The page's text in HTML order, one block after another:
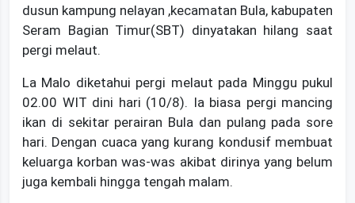
dusun kampung nelayan ,kecamatan Bula, kabupaten
Seram Bagian Timur(SBT) dinyatakan hilang saat
pergi melaut.
La Malo diketahui pergi melaut pada Minggu pukul
02.00 WIT dini hari (10/8). Ia biasa pergi mancing
ikan di sekitar perairan Bula dan pulang pada sore
hari. Dengan cuaca yang kurang kondusif membuat
keluarga korban was-was akibat dirinya yang belum
juga kembali hingga tengah malam.